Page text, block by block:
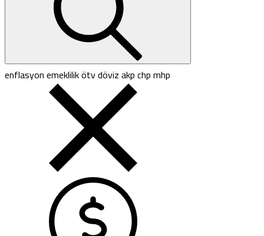
enflasyonemeklilikötvdövizakpchpmhp